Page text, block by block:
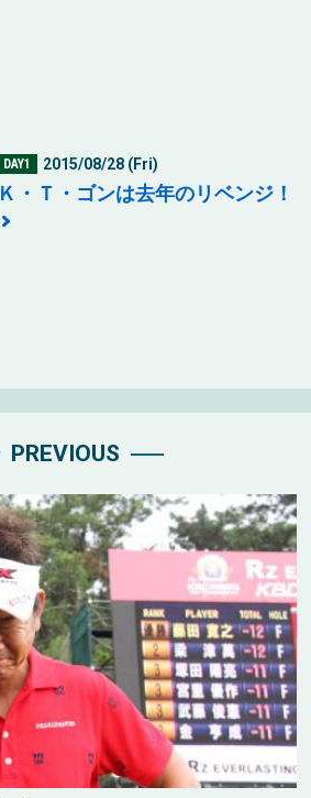
DAY1 2015/08/28 (Fri)
Ｋ・Ｔ・ゴンは去年のリベンジ！
PREVIOUS